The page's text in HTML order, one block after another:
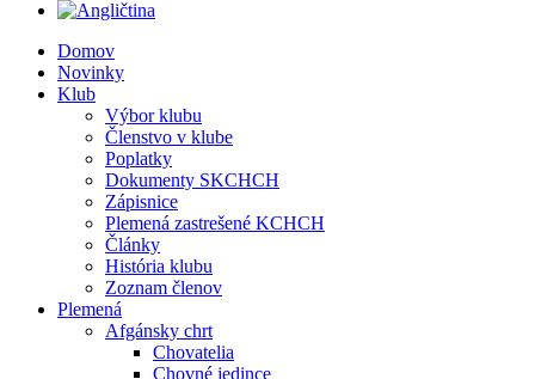
Domov
Novinky
Klub
Výbor klubu
Členstvo v klube
Poplatky
Dokumenty SKCHCH
Zápisnice
Plemená zastrešené KCHCH
Články
História klubu
Zoznam členov
Plemená
Afgánsky chrt
Chovatelia
Chovné jedince